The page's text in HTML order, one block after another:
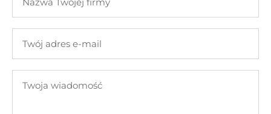
Twojej
adres
mail
wiadomość